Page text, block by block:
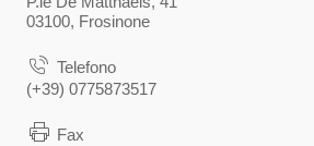
03100, Frosinone
Telefono
(+39) 0775873517
Fax